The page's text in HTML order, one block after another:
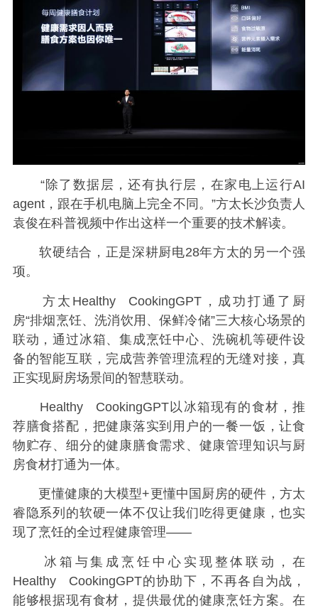
“除了数据层，还有执行层，在家电上运行AI
agent，跟在手机电脑上完全不同。”方太长沙负责人
袁俊在科普视频中作出这样一个重要的技术解读。
软硬结合，正是深耕厨电28年方太的另一个强
项。
方太Healthy CookingGPT，成功打通了厨
房“排烟烹饪、洗消饮用、保鲜冷储”三大核心场景的
联动，通过冰箱、集成烹饪中心、洗碗机等硬件设
备的智能互联，完成营养管理流程的无缝对接，真
正实现厨房场景间的智慧联动。
Healthy CookingGPT以冰箱现有的食材，推
荐膳食搭配，把健康落实到用户的一餐一饭，让食
物贮存、细分的健康膳食需求、健康管理知识与厨
房食材打通为一体。
更懂健康的大模型+更懂中国厨房的硬件，方太
睿隐系列的软硬一体不仅让我们吃得更健康，也实
现了烹饪的全过程健康管理——
冰箱与集成烹饪中心实现整体联动，在
Healthy CookingGPT的协助下，不再各自为战，
能够根据现有食材，提供最优的健康烹饪方案。在